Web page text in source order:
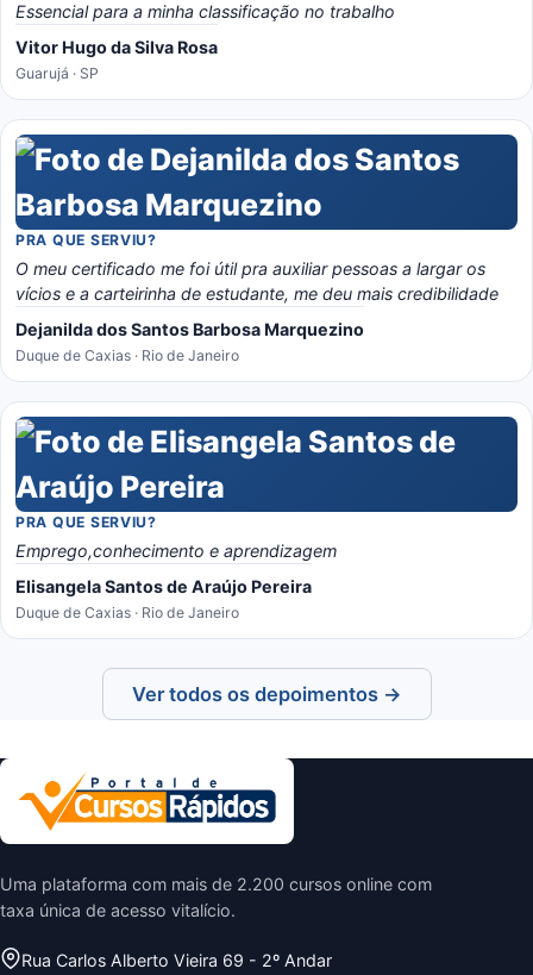
Essencial para a minha classificação no trabalho
Vitor Hugo da Silva Rosa
Guarujá · SP
PRA QUE SERVIU?
O meu certificado me foi útil pra auxiliar pessoas a largar os
vícios e a carteirinha de estudante, me deu mais credibilidade
Dejanilda dos Santos Barbosa Marquezino
Duque de Caxias · Rio de Janeiro
PRA QUE SERVIU?
Emprego,conhecimento e aprendizagem
Elisangela Santos de Araújo Pereira
Duque de Caxias · Rio de Janeiro
Ver todos os depoimentos →
Uma plataforma com mais de 2.200 cursos online com
taxa única de acesso vitalício.
Rua Carlos Alberto Vieira 69 - 2º Andar